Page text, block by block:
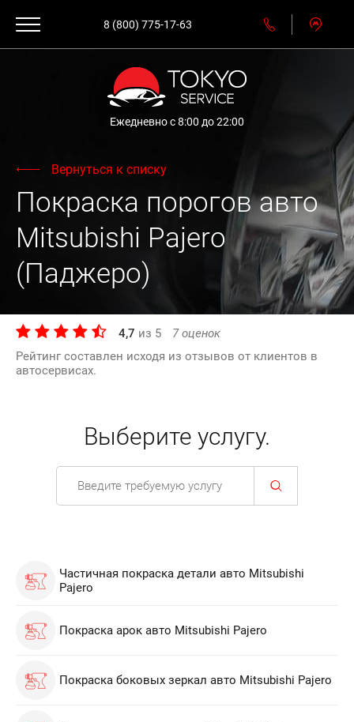
8 (800) 775-17-63
Ежедневно с 8:00 до 22:00
Вернуться к списку
Покраска порогов авто
Mitsubishi Pajero
(Паджеро)
4,7 из 5 7оценок
Рейтинг составлен исходя из отзывов от клиентов в
автосервисах.
Выберите услугу.
Частичная покраска детали авто Mitsubishi
Pajero
Покраска арок авто Mitsubishi Pajero
Покраска боковых зеркал авто Mitsubishi Pajero